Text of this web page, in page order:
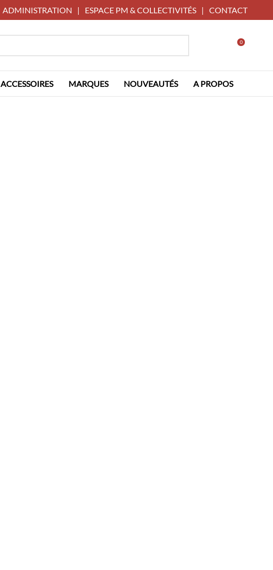
ADMINISTRATION | ESPACE PM & COLLECTIVITÉS | CONTACT
0
ACCESSOIRES MARQUES NOUVEAUTÉS A PROPOS